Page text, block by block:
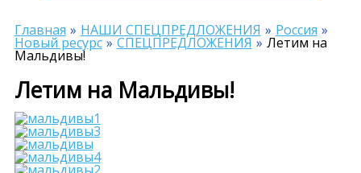
Главная НАШИ СПЕЦПРЕДЛОЖЕНИЯ Россия
Новый ресурс СПЕЦПРЕДЛОЖЕНИЯ Летим на
Мальдивы!
Летим на Мальдивы!